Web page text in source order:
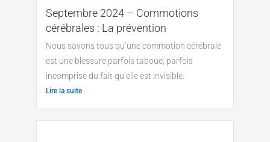
Septembre 2024 – Commotions
cérébrales : La prévention
Nous savons tous qu’une commotion cérébrale
est une blessure parfois taboue, parfois
incomprise du fait qu’elle est invisible.
Lire la suite